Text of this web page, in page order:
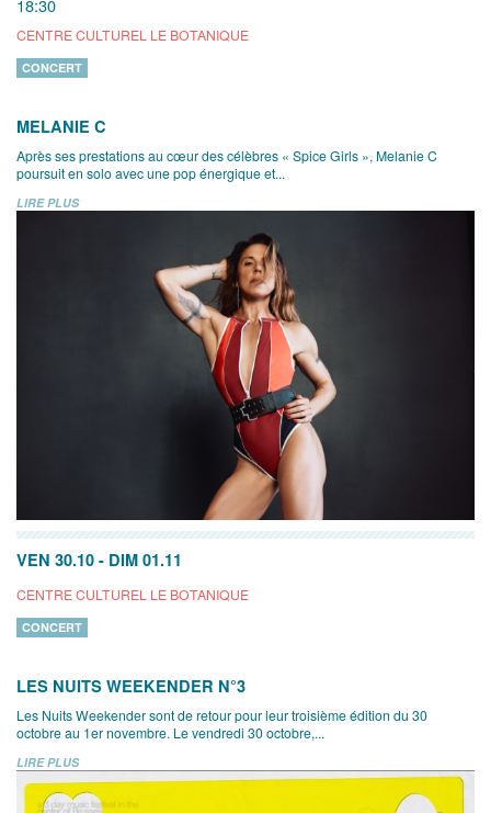
18:30
CENTRE CULTUREL LE BOTANIQUE
CONCERT
MELANIE C
Après ses prestations au cœur des célèbres « Spice Girls », Melanie C
poursuit en solo avec une pop énergique et...
LIRE PLUS
VEN 30.10 - DIM 01.11
CENTRE CULTUREL LE BOTANIQUE
CONCERT
LES NUITS WEEKENDER N°3
Les Nuits Weekender sont de retour pour leur troisième édition du 30
octobre au 1er novembre. Le vendredi 30 octobre,...
LIRE PLUS